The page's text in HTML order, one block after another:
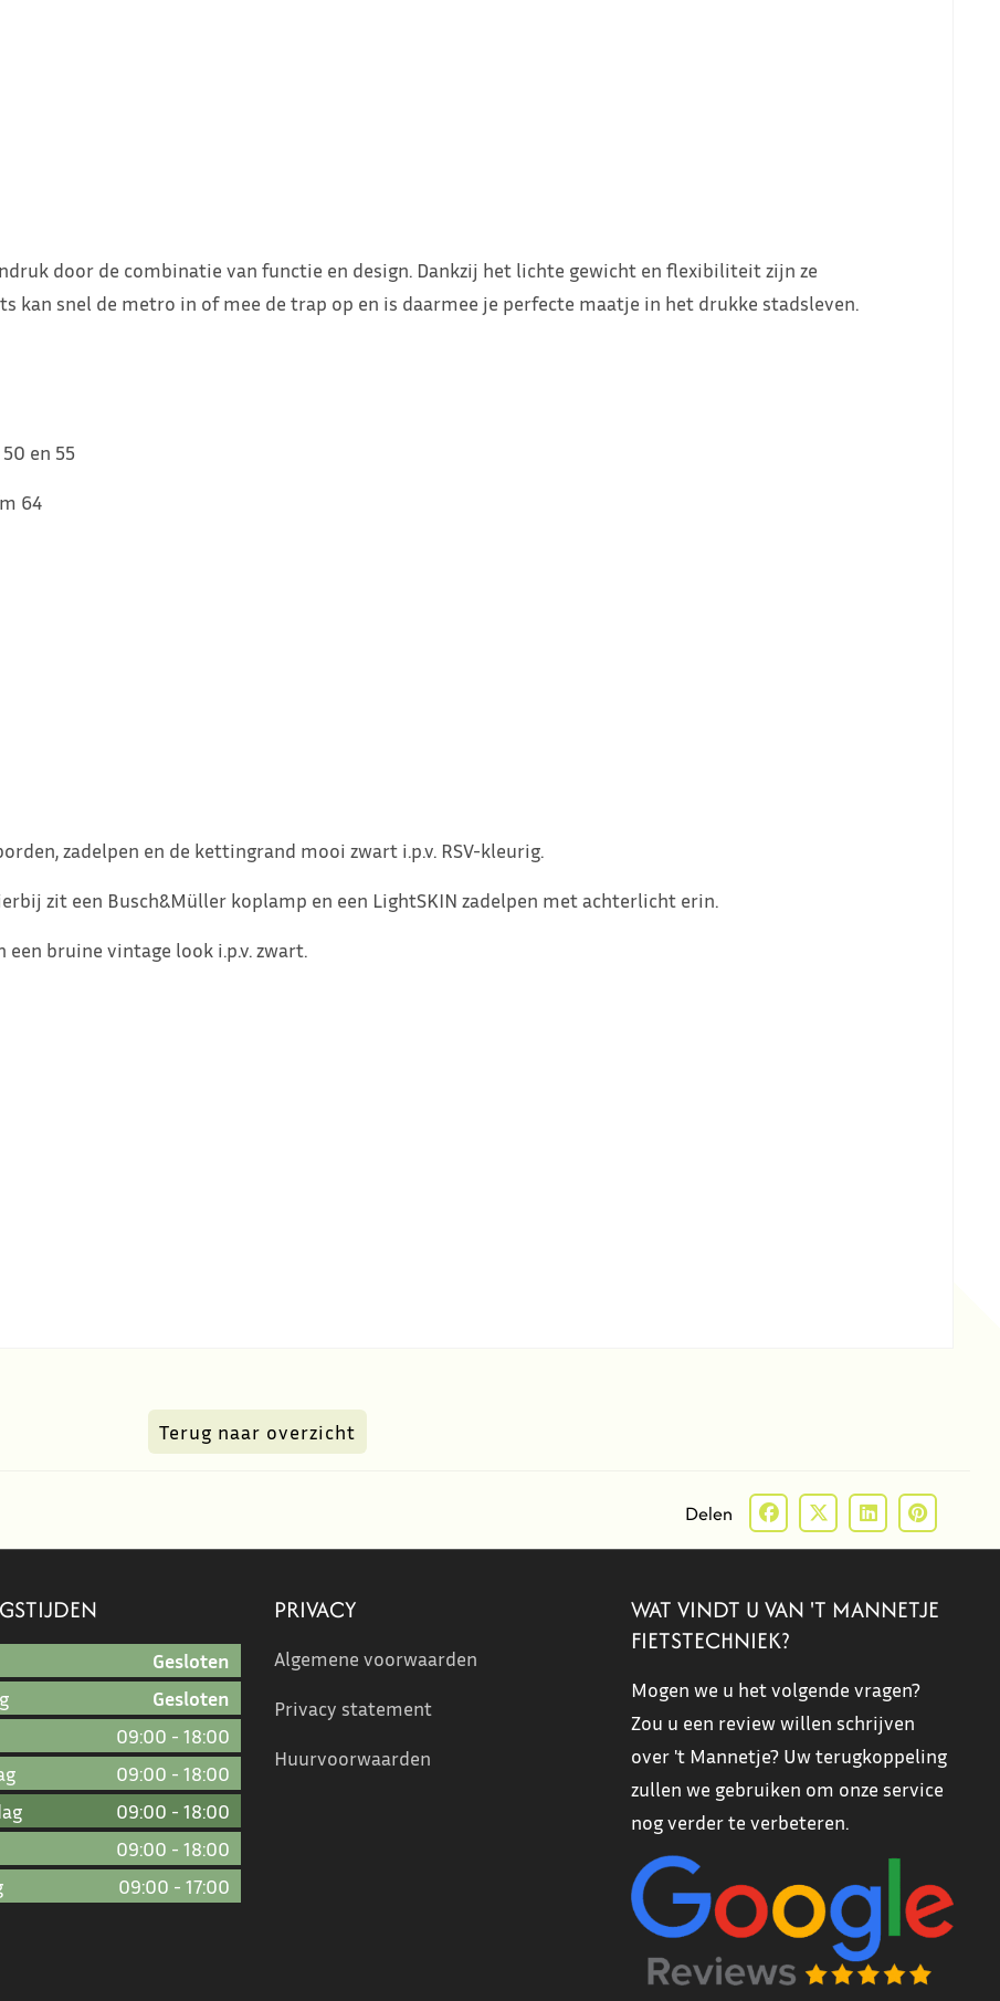
door de combinatie van functie en design. Dankzij het lichte gewicht en flexibiliteit zijn ze
kan snel de metro in of mee de trap op en is daarmee je perfecte maatje in het drukke stadsleven.
en 55
64
zadelpen en de kettingrand mooi zwart i.p.v. RSV-kleurig.
zit een Busch&Müller koplamp en een LightSKIN zadelpen met achterlicht erin.
een bruine vintage look i.p.v. zwart.
Terug naar overzicht
Delen
Gesloten
Gesloten
09:00 - 18:00
09:00 - 18:00
09:00 - 18:00
09:00 - 18:00
09:00 - 17:00
PRIVACY
Algemene voorwaarden
Privacy statement
Huurvoorwaarden
WAT VINDT U VAN 'T MANNETJE
FIETSTECHNIEK?
Mogen we u het volgende vragen?
Zou u een review willen schrijven
over 't Mannetje? Uw terugkoppeling
zullen we gebruiken om onze service
nog verder te verbeteren.